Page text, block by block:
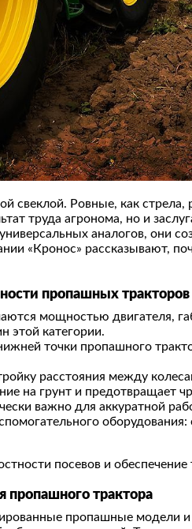
свеклой. Ровные, как
труда агронома, но и
аналогов, они
«Кронос» рассказывают,
пропашных тракторов
мощностью двигателя,
этой категории.
точки пропашного
расстояния между
на грунт и предотвращает
важно для аккуратной
посевов и
пропашного трактора
пропашные модели